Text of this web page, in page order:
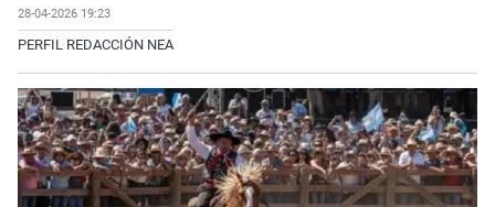
28-04-2026 19:23
PERFIL REDACCIÓN NEA